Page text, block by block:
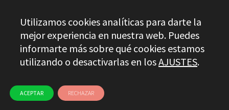
CONTACT
Stayer.es © 2026
ETHICAL CHANNEL
USE OF COOKIES
Utilizamos cookies analíticas para darte la
mejor experiencia en nuestra web. Puedes
informarte más sobre qué cookies estamos
utilizando o desactivarlas en losAJUSTES.
ACEPTAR RECHAZAR